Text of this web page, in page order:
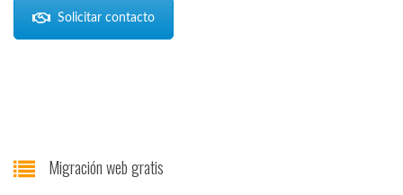
Solicitar contacto
Migración web gratis